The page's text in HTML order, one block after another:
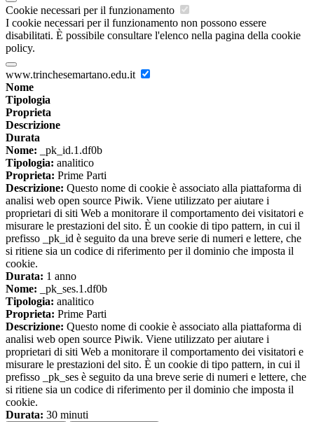
Cookie necessari per il funzionamento
I cookie necessari per il funzionamento non possono essere
disabilitati. È possibile consultare l'elenco nella pagina della cookie
policy.
www.trinchesemartano.edu.it
Nome
Tipologia
Proprieta
Descrizione
Durata
Nome: _pk_id.1.df0b
Tipologia: analitico
Proprieta: Prime Parti
Descrizione: Questo nome di cookie è associato alla piattaforma di
analisi web open source Piwik. Viene utilizzato per aiutare i
proprietari di siti Web a monitorare il comportamento dei visitatori e
misurare le prestazioni del sito. È un cookie di tipo pattern, in cui il
prefisso _pk_id è seguito da una breve serie di numeri e lettere, che
si ritiene sia un codice di riferimento per il dominio che imposta il
cookie.
Durata: 1 anno
Nome: _pk_ses.1.df0b
Tipologia: analitico
Proprieta: Prime Parti
Descrizione: Questo nome di cookie è associato alla piattaforma di
analisi web open source Piwik. Viene utilizzato per aiutare i
proprietari di siti Web a monitorare il comportamento dei visitatori e
misurare le prestazioni del sito. È un cookie di tipo pattern, in cui il
prefisso _pk_ses è seguito da una breve serie di numeri e lettere, che
si ritiene sia un codice di riferimento per il dominio che imposta il
cookie.
Durata: 30 minuti